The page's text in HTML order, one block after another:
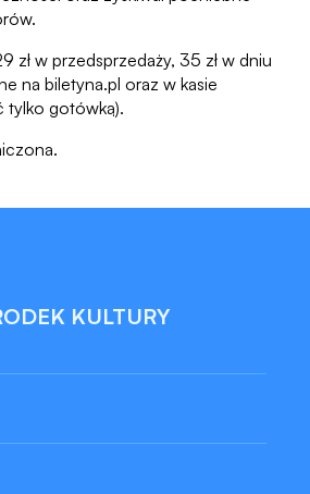
zł w przedsprzedaży, 35 zł w dniu
na biletyna.pl oraz w kasie
tylko gotówką).
KULTURY